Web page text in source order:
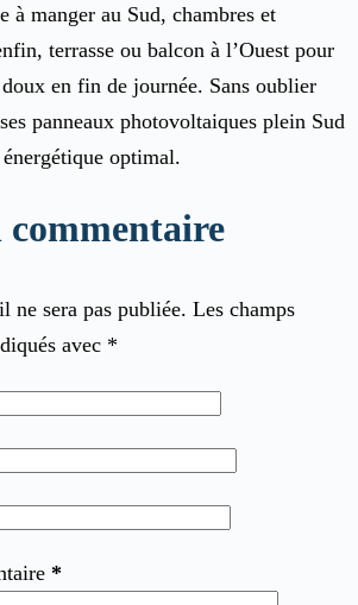
à manger au Sud, chambres et
terrasse ou balcon à l’Ouest pour
en fin de journée. Sans oublier
panneaux photovoltaiques plein Sud
optimal.
commentaire
ne sera pas publiée. Les champs
avec *
*